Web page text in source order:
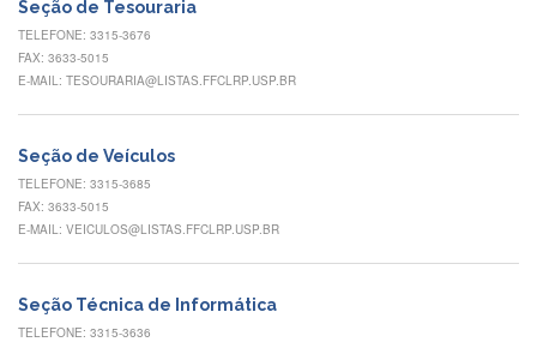
Regimento
Portarias
e
Eventos
de
Inclusão
Pertencimento
Apoio
estudantil
Seção de Tesouraria
TELEFONE: 3315-3676
FAX: 3633-5015
E-MAIL: TESOURARIA@LISTAS.FFCLRP.USP.BR
Seção de Veículos
TELEFONE: 3315-3685
FAX: 3633-5015
E-MAIL: VEICULOS@LISTAS.FFCLRP.USP.BR
Seção Técnica de Informática
TELEFONE: 3315-3636